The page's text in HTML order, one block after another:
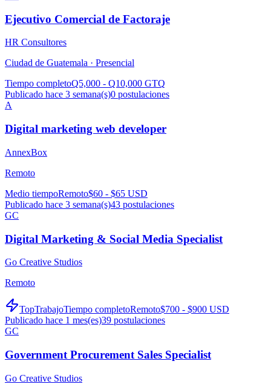
Ejecutivo Comercial de Factoraje
HR Consultores
Ciudad de Guatemala · Presencial
Tiempo completoQ5,000 - Q10,000 GTQ
Publicado hace 3 semana(s)0 postulaciones
A
Digital marketing web developer
AnnexBox
Remoto
Medio tiempoRemoto$60 - $65 USD
Publicado hace 3 semana(s)43 postulaciones
GC
Digital Marketing & Social Media Specialist
Go Creative Studios
Remoto
TopTrabajoTiempo completoRemoto$700 - $900 USD
Publicado hace 1 mes(es)39 postulaciones
GC
Government Procurement Sales Specialist
Go Creative Studios